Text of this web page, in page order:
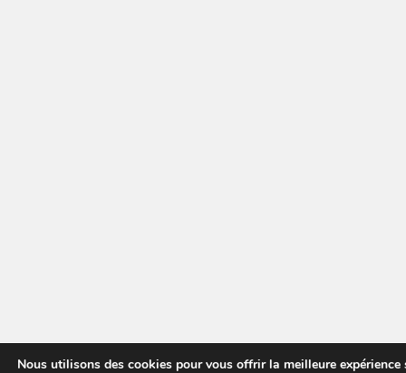
Nous utilisons des cookies pour vous offrir la meilleure expérience